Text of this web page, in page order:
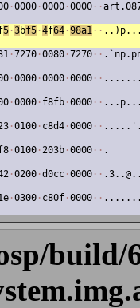
·0000 ·0000 ·0000 · ·
5 ·3bf5 ·4f64 ·98a1 · ·
·7270 ·0080 ·7270 · ·
·0000 ·0000 ·0000 · ·
·0000 · f8fb ·0000 · ·
·0100 · c8d4 ·0000 · ·
·0100 ·203b ·0000 · · .
·0200 ·d0cc ·0000 · ·
·0300 · c80f ·0000 · ·
build/